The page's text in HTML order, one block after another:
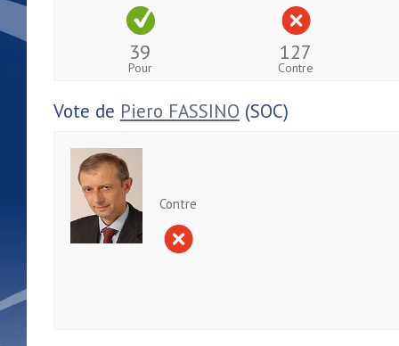
39
Pour
127
Contre
Vote de Piero FASSINO (SOC)
Contre